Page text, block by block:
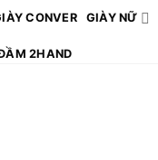
CONVER GIÀY NỮ
2HAND